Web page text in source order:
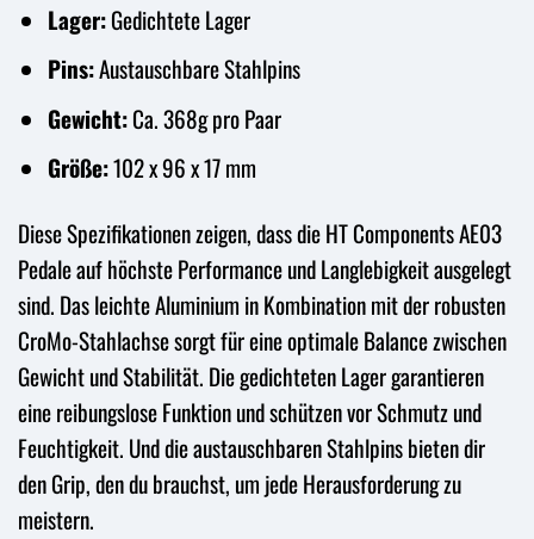
Lager:Gedichtete Lager
Pins:Austauschbare Stahlpins
Gewicht:Ca. 368g pro Paar
Größe:102 x 96 x 17 mm
Diese Spezifikationen zeigen, dass die HT Components AE03
Pedale auf höchste Performance und Langlebigkeit ausgelegt
sind. Das leichte Aluminium in Kombination mit der robusten
CroMo-Stahlachse sorgt für eine optimale Balance zwischen
Gewicht und Stabilität. Die gedichteten Lager garantieren
eine reibungslose Funktion und schützen vor Schmutz und
Feuchtigkeit. Und die austauschbaren Stahlpins bieten dir
den Grip, den du brauchst, um jede Herausforderung zu
meistern.